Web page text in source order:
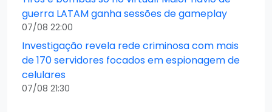
guerra LATAM ganha sessões de gameplay
07/08 22:00
Investigação revela rede criminosa com mais
de 170 servidores focados em espionagem de
celulares
07/08 21:30